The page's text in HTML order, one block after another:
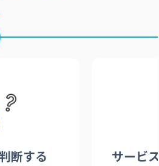
断する サービ